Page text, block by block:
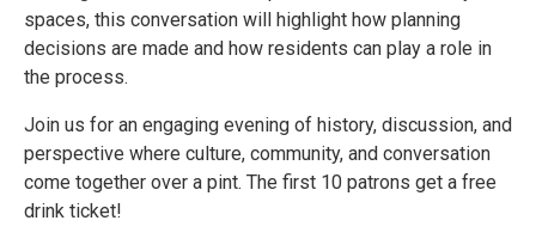
spaces, this conversation will highlight how planning
decisions are made and how residents can play a role in
the process.
Join us for an engaging evening of history, discussion, and
perspective where culture, community, and conversation
come together over a pint. The first 10 patrons get a free
drink ticket!